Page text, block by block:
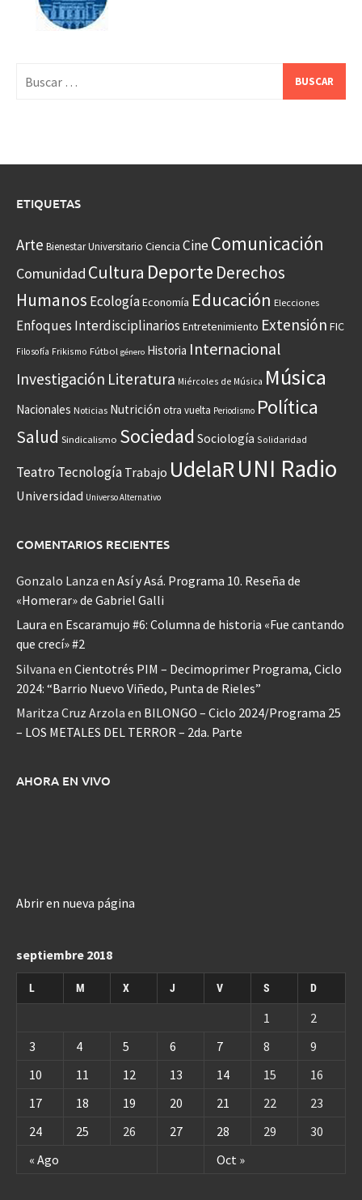
ETIQUETAS
Arte Bienestar Universitario Ciencia CineComunicación
Comunidad Cultura Deporte Derechos
Humanos EcologíaEconomía Educación Elecciones
Enfoques Interdisciplinarios Entretenimiento Extensión FIC
Filosofía Frikismo Fútbol género Historia Internacional
Investigación Literatura Miércoles de Música Música
Nacionales Noticias Nutrición otra vuelta Periodismo Política
Salud Sindicalismo Sociedad Sociología Solidaridad
Teatro Tecnología Trabajo UdelaRUNI Radio
Universidad Universo Alternativo
COMENTARIOS RECIENTES
Gonzalo Lanza en Así y Asá. Programa 10. Reseña de
«Homerar» de Gabriel Galli
Laura en Escaramujo #6: Columna de historia «Fue cantando
que crecí» #2
Silvana en Cientotrés PIM – Decimoprimer Programa, Ciclo
2024: “Barrio Nuevo Viñedo, Punta de Rieles”
Maritza Cruz Arzola en BILONGO – Ciclo 2024/Programa 25
– LOS METALES DEL TERROR – 2da. Parte
AHORA EN VIVO
Abrir en nueva página
septiembre 2018
L M X J V S D
« Ago Oct »
1
2
3
4 5 6 7 8
9
10
11 12 13 14 15
16
17
18 19 20 21 22
23
24
25 26 27 28 29 30